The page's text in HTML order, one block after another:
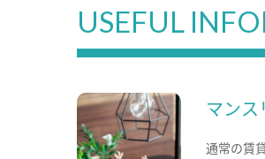
USEFUL
マンス
通常の賃